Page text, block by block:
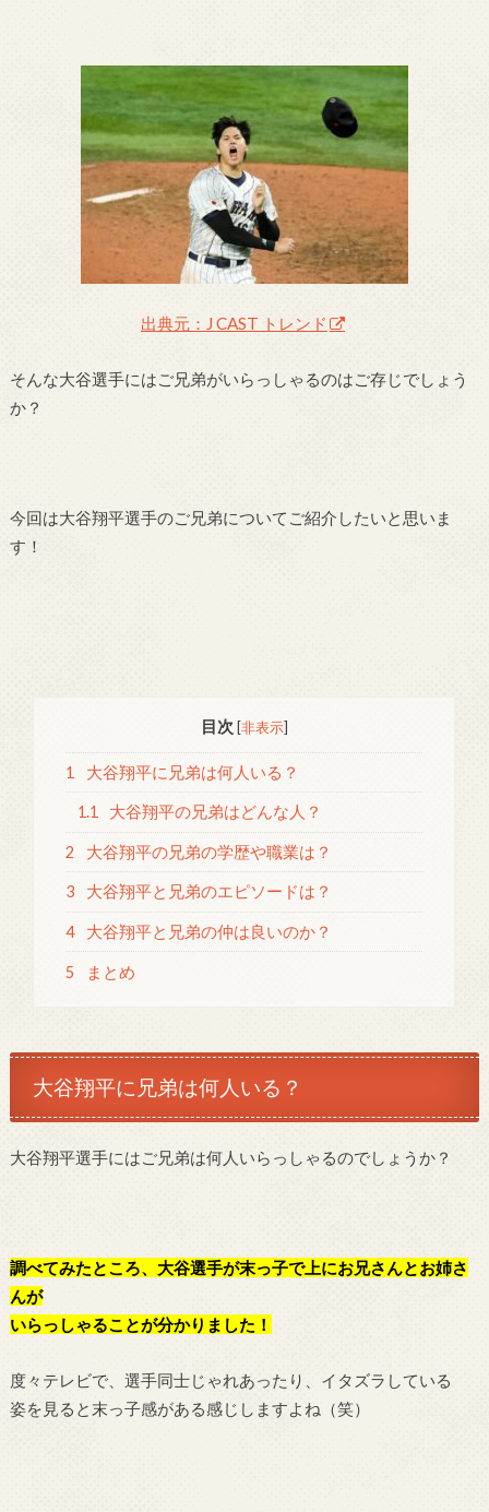
出典元：J CAST トレンド
そんな大谷選手にはご兄弟がいらっしゃるのはご存じでしょう
か？
今回は大谷翔平選手のご兄弟についてご紹介したいと思いま
す！
目次 [非表示]
1 大谷翔平に兄弟は何人いる？
1.1 大谷翔平の兄弟はどんな人？
2 大谷翔平の兄弟の学歴や職業は？
3 大谷翔平と兄弟のエピソードは？
4 大谷翔平と兄弟の仲は良いのか？
5 まとめ
大谷翔平に兄弟は何人いる？
大谷翔平選手にはご兄弟は何人いらっしゃるのでしょうか？
調べてみたところ、大谷選手が末っ子で上にお兄さんとお姉さ
んが
いらっしゃることが分かりました！
度々テレビで、選手同士じゃれあったり、イタズラしている
姿を見ると末っ子感がある感じしますよね（笑）